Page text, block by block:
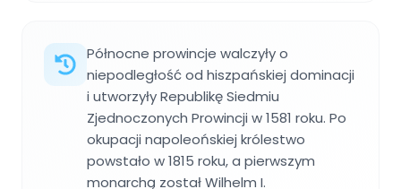
Północne prowincje walczyły o
niepodległość od hiszpańskiej dominacji
i utworzyły Republikę Siedmiu
Zjednoczonych Prowincji w 1581 roku. Po
okupacji napoleońskiej królestwo
powstało w 1815 roku, a pierwszym
monarchą został Wilhelm I.